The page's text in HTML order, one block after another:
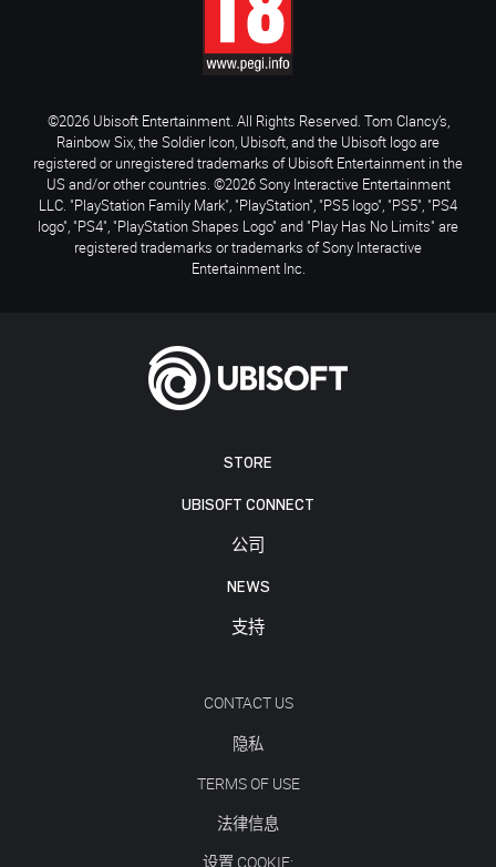
STORE
UBISOFT CONNECT
公司
NEWS
支持
CONTACT US
隐私
TERMS OF USE
法律信息
设置 COOKIE:
©2026 Ubisoft Entertainment. All Rights Reserved. Tom Clancy’s,
Rainbow Six, the Soldier Icon, Ubisoft, and the Ubisoft logo are
registered or unregistered trademarks of Ubisoft Entertainment in the
US and/or other countries. ©2026 Sony Interactive Entertainment
LLC. "PlayStation Family Mark", "PlayStation", "PS5 logo", "PS5", "PS4
logo", "PS4", "PlayStation Shapes Logo" and "Play Has No Limits" are
registered trademarks or trademarks of Sony Interactive
Entertainment Inc.